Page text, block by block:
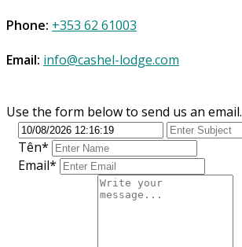
Phone: +353 62 61003
Email: info@cashel-lodge.com
Use the form below to send us an email.
Tên*
Email*